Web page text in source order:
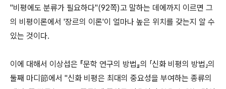
"비평에도 분류가 필요하다"(92쪽)고 말하는 데에까지 이르면 그
의 비평이론에서 '장르의 이론'이 얼마나 높은 위치를 갖는지 알 수
있는 것이다.
이에 대해서 이상섭은 『문학 연구의 방법』의 「신화 비평의 방법」의
둘째 마디節에서 "신화 비평은 최대의 중요성을 부여하는 종류의